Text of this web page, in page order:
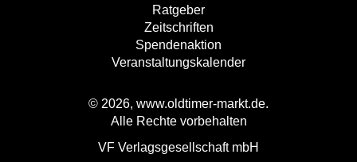
Ratgeber
Zeitschriften
Spendenaktion
Veranstaltungskalender
© 2026, www.oldtimer-markt.de.
Alle Rechte vorbehalten
VF Verlagsgesellschaft mbH